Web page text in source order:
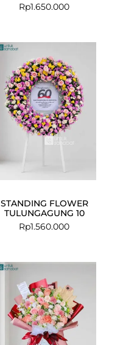
Rp1.650.000
STANDING FLOWER
TULUNGAGUNG 10
Rp1.560.000